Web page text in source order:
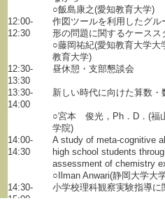
○飯島康之(愛知教育大学)
12:00-
12:30
作図ツールを利用したグル
形の問題に関するケースス
○藤岡祐紀(愛知教育大学大
教育大学)
12:30-
13:30
昼休憩・支部懇談会
13:30-
14:00
新しい時代に向けた算数・
○宮本 俊光，Ph．D．(福
学院)
14:00-
14:30
A study of meta-cognitive
high school students
assessment of chemistry
○Ilman Anwari(静岡大学大
14:30-
15:00
小学校理科観察実験指導に